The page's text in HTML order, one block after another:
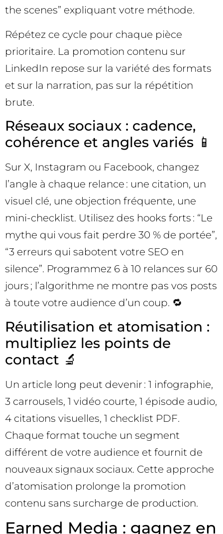
the scenes” expliquant votre méthode.
Répétez ce cycle pour chaque pièce
prioritaire. La promotion contenu sur
LinkedIn repose sur la variété des formats
et sur la narration, pas sur la répétition
brute.
Réseaux sociaux : cadence,
cohérence et angles variés 📱
Sur X, Instagram ou Facebook, changez
l’angle à chaque relance : une citation, un
visuel clé, une objection fréquente, une
mini-checklist. Utilisez des hooks forts : “Le
mythe qui vous fait perdre 30 % de portée”,
“3 erreurs qui sabotent votre SEO en
silence”. Programmez 6 à 10 relances sur 60
jours ; l’algorithme ne montre pas vos posts
à toute votre audience d’un coup. 🔁
Réutilisation et atomisation :
multipliez les points de
contact 🔬
Un article long peut devenir : 1 infographie,
3 carrousels, 1 vidéo courte, 1 épisode audio,
4 citations visuelles, 1 checklist PDF.
Chaque format touche un segment
différent de votre audience et fournit de
nouveaux signaux sociaux. Cette approche
d’atomisation prolonge la promotion
contenu sans surcharge de production.
Earned Media : gagnez en